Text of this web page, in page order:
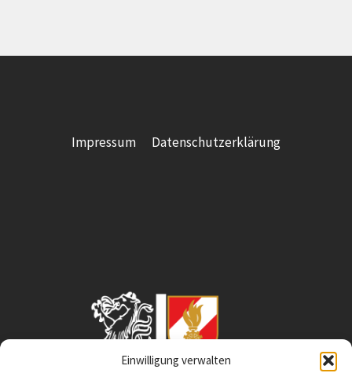
Einwilligung verwalten
Impressum Datenschutzerklärung